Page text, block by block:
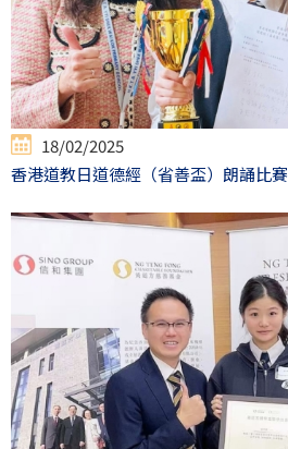
18/02/2025
香港道教日道德經（省善盃）朗誦比賽